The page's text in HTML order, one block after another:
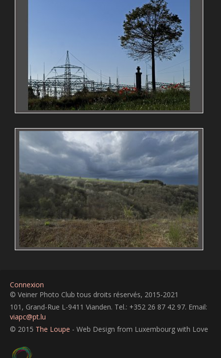
Connexion
© Veiner Photo Club tous droits réservés, 2015-2021
101, Grand-Rue L-9411 Vianden. Tel.: +352 26 87 42 97. Email:
viapc@pt.lu
© 2015 The Loupe - Web Design from Luxembourg with Love